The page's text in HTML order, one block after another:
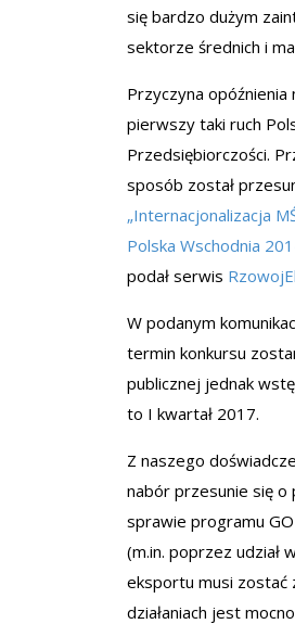
się bardzo dużym
sektorze średnich i
Przyczyna
pierwszy taki ruch
Przedsiębiorczości.
sposób został
„Internacjonalizacja
Polska Wschodnia
podał serwis
W podanym
termin konkursu
publicznej jednak
to I kwartał 2017.
Z naszego
nabór przesunie się o
sprawie programu
(m.in. poprzez udział
eksportu musi zostać
działaniach jest